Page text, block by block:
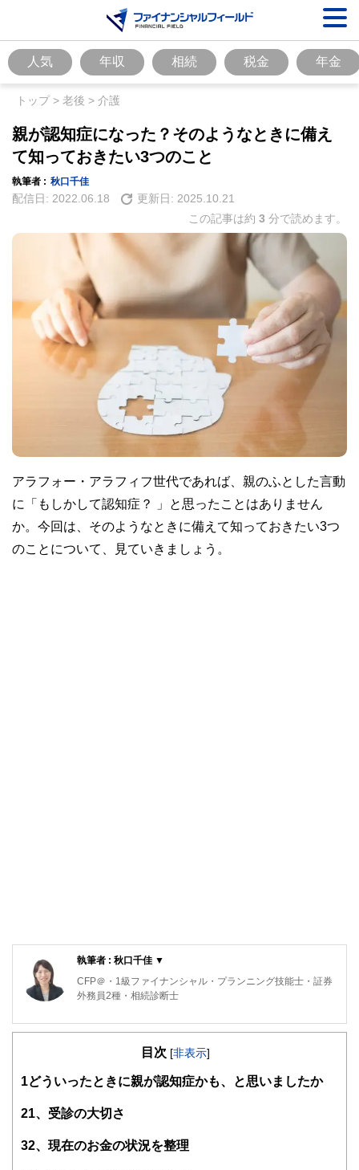
人気 年収 相続 税金 年金
トップ> 老後 > 介護
親が認知症になった？そのようなときに備え
て知っておきたい3つのこと
執筆者 : 秋口千佳
配信日: 2022.06.18 更新日: 2025.10.21
この記事は約 3 分で読めます。
アラフォー・アラフィフ世代であれば、親のふとした言動
に「もしかして認知症？ 」と思ったことはありません
か。今回は、そのようなときに備えて知っておきたい3つ
のことについて、見ていきましょう。
執筆者 : 秋口千佳 ▼
CFP＠・1級ファイナンシャル・プランニング技能士・証券
外務員2種・相続診断士
目次 [非表示]
1どういったときに親が認知症かも、と思いましたか
21、受診の大切さ
32、現在のお金の状況を整理